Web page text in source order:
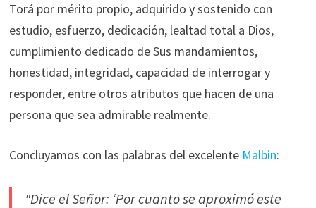
Torá por mérito propio, adquirido y sostenido con
estudio, esfuerzo, dedicación, lealtad total a Dios,
cumplimiento dedicado de Sus mandamientos,
honestidad, integridad, capacidad de interrogar y
responder, entre otros atributos que hacen de una
persona que sea admirable realmente.
Concluyamos con las palabras del excelente Malbin:
"Dice el Señor: ‘Por cuanto se aproximó este